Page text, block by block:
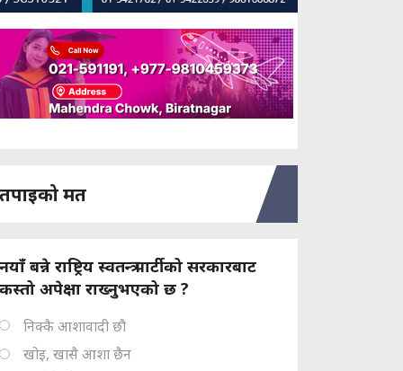
तपाइको मत
नयाँ बन्ने राष्ट्रिय स्वतन्त्र पार्टीको सरकारबाट
कस्तो अपेक्षा राख्नुभएको छ ?
निक्कै आशावादी छौ
खोइ, खासै आशा छैन